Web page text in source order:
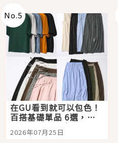
No.5
在GU看到就可以包色！
百搭基礎單品 6選，閉
眼全收也不心疼
2026年07月25日